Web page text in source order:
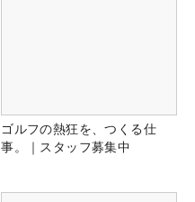
ゴルフの熱狂を、つくる仕
事。｜スタッフ募集中